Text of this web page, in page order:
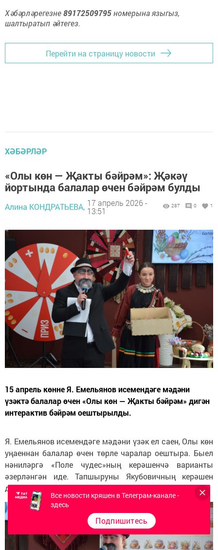
Хәбәрләрегезне89172509795номерына языгыз,
шалтыратып әйтегез.
Перейти на страницу новости
ХӘБӘРЛӘР
«Олы көн — Җакты бәйрәм»: Җәкәү
йортында балалар өчен бәйрәм булды
Алина КОНДРАТЬЕВА, 17 апрель 2026 -
13:51
287 0 1
15 апрель көнне Я. Емельянов исемендәге мәдәни
үзәктә балалар өчен «Олы көн — Җакты бәйрәм» дигән
интерактив бәйрәм оештырылды.
Я. Емельянов исемендәге мәдәни үзәк ел саен, Олы көн
уңаеннан балалар өчен төрле чаралар оештыра. Быел
нәниләргә «Поле чудес»ның керәшенчә варианты
әзерләнгән иде. Тапшыруны Якубовичның керәшен
двойнигы Метри Җәкубович алып барды.
Все новости кряшен в Телеграм-канале -
здесь
Подпишитесь